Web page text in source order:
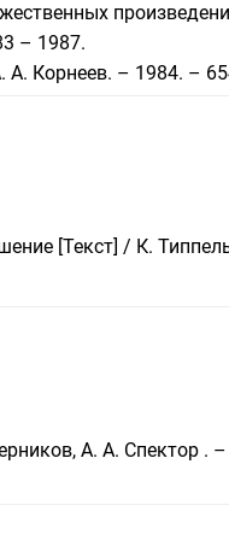
– 1987.
А. Корнеев. – 1984. –
[Текст] / К.
А. А. Спектор .